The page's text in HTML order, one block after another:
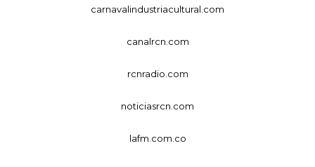
carnavalindustriacultural.com
canalrcn.com
rcnradio.com
noticiasrcn.com
lafm.com.co